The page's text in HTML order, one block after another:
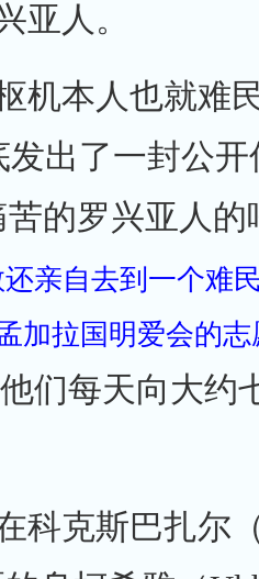
亚人。
机本人也就难
发出了一封公
的罗兴亚人的
亲自去到一个难
加拉国明爱会的
他们每天向大约
科克斯巴扎尔